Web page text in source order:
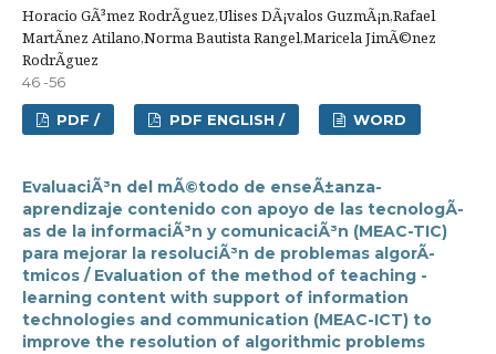
Horacio GÃ³mez RodrÃ­guez,Ulises DÃ¡valos GuzmÃ¡n,Rafael
MartÃ­nez Atilano,Norma Bautista Rangel,Maricela JimÃ©nez
RodrÃ­guez
46 -56
PDF / PDF ENGLISH / WORD
EvaluaciÃ³n del mÃ©todo de enseÃ±anza-
aprendizaje contenido con apoyo de las tecnologÃ­
as de la informaciÃ³n y comunicaciÃ³n (MEAC-TIC)
para mejorar la resoluciÃ³n de problemas algorÃ­
tmicos / Evaluation of the method of teaching -
learning content with support of information
technologies and communication (MEAC-ICT) to
improve the resolution of algorithmic problems